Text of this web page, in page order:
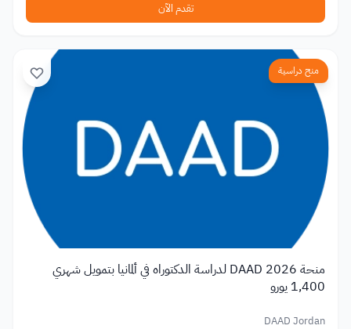
تقدم الآن
منح دراسية
منحة DAAD 2026 لدراسة الدكتوراه في ألمانيا بتمويل شهري
1,400 يورو
DAAD Jordan